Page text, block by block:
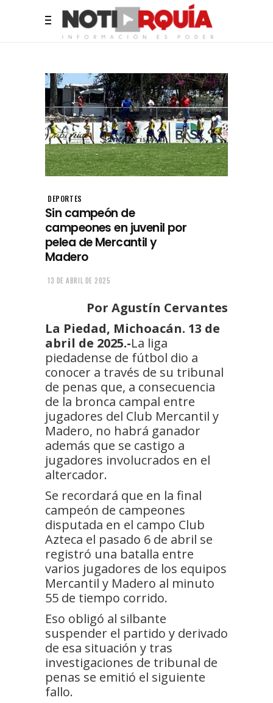
DEPORTES
Sin campeón de
campeones en juvenil por
pelea de Mercantil y
Madero
13 DE ABRIL DE 2025
Por Agustín Cervantes
La Piedad, Michoacán. 13 de
abril de 2025.-La liga
piedadense de fútbol dio a
conocer a través de su tribunal
de penas que, a consecuencia
de la bronca campal entre
jugadores del Club Mercantil y
Madero, no habrá ganador
además que se castigo a
jugadores involucrados en el
altercador.
Se recordará que en la final
campeón de campeones
disputada en el campo Club
Azteca el pasado 6 de abril se
registró una batalla entre
varios jugadores de los equipos
Mercantil y Madero al minuto
55 de tiempo corrido.
Eso obligó al silbante
suspender el partido y derivado
de esa situación y tras
investigaciones de tribunal de
penas se emitió el siguiente
fallo.